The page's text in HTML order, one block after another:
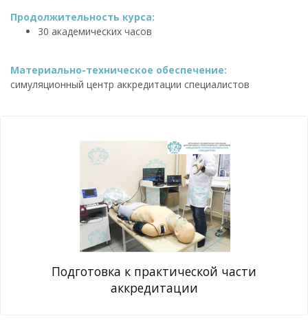
Продолжительность курса:
30 академических часов
Материально-техническое обеспечение:
симуляционный центр аккредитации специалистов
Подготовка к практической части
аккредитации